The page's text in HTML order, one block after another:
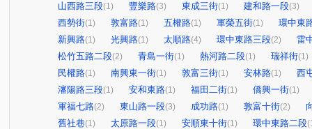
山西路三段(1) 豐樂路(3) 東成三街(1) 建和路一段(3)
西勢街(1) 敦富路(1) 五權路(1) 軍榮五街(1)
環中東
新興路(1) 光興路(1) 太順路(4) 環中東路三段(2)
雷
松竹五路二段(2) 青島一街(1) 熱河路二段(1) 瑞祥街(1)
民權路(1) 南興東一街(1) 敦富三街(1) 安林路(1)
西
瀋陽路三段(1) 安和東路(1) 福田二街(1) 僑興一街(1)
軍福七路(2) 東山路一段(3) 成功路(1) 敦富十街(2)
舊社巷(1) 太原路一段(1) 安順東十街(1) 環中東路二段